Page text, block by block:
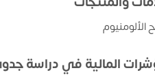
الألومنيوم
المالية في دراسة